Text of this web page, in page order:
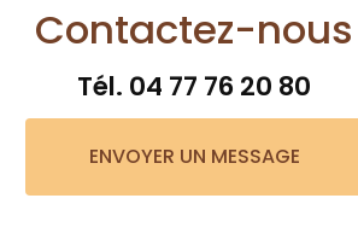
Contactez-nous
Tél. 04 77 76 20 80
ENVOYER UN MESSAGE